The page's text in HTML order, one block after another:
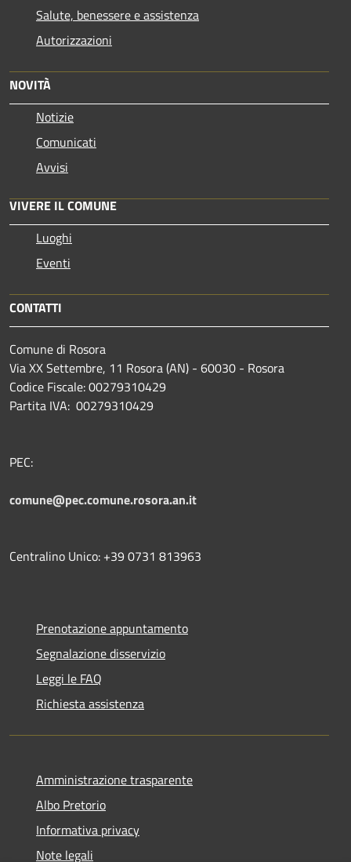
Salute, benessere e assistenza
Autorizzazioni
NOVITÀ
Notizie
Comunicati
Avvisi
VIVERE IL COMUNE
Luoghi
Eventi
CONTATTI
Comune di Rosora
Via XX Settembre, 11 Rosora (AN) - 60030 - Rosora
Codice Fiscale: 00279310429
Partita IVA: 00279310429
PEC:
comune@pec.comune.rosora.an.it
Centralino Unico: +39 0731 813963
Prenotazione appuntamento
Segnalazione disservizio
Leggi le FAQ
Richiesta assistenza
Amministrazione trasparente
Albo Pretorio
Informativa privacy
Note legali